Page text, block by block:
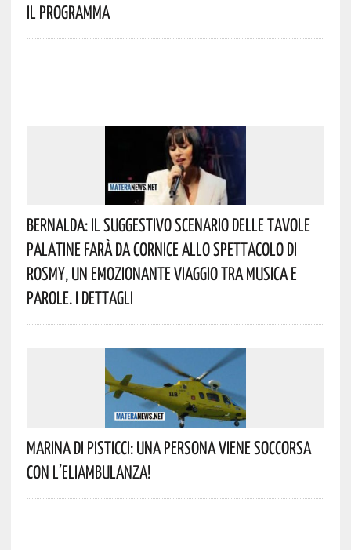
Il Programma
Bernalda: Il Suggestivo Scenario Delle Tavole
Palatine Farà Da Cornice Allo Spettacolo Di
Rosmy, Un Emozionante Viaggio Tra Musica E
Parole. I Dettagli
Marina Di Pisticci: Una Persona Viene Soccorsa
Con L’eliambulanza!